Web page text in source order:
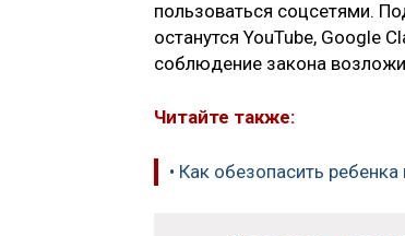
пользоваться соцсетями.
останутся YouTube, Google
соблюдение закона
Читайте также:
• Как обезопасить ребенка